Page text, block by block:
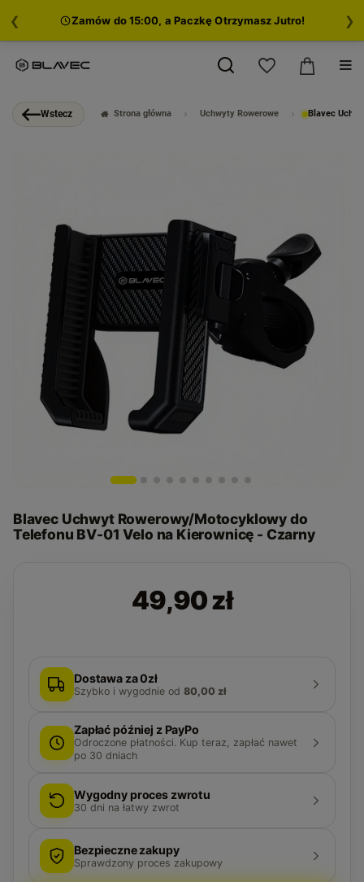
Zamów do 15:00, a Paczkę Otrzymasz Jutro!
❮ ❯
Strona główna Uchwyty Rowerowe Blavec
Blavec Uchwyt Rowerowy/Motocyklowy do
Telefonu BV-01 Velo na Kierownicę - Czarny
49,90 zł
Dostawa za 0zł
Szybko i wygodnie od 80,00 zł
Zapłać później z PayPo
Odroczone płatności. Kup teraz, zapłać nawet
po 30 dniach
Wygodny proces zwrotu
30 dni na łatwy zwrot
Bezpieczne zakupy
Sprawdzony proces zakupowy